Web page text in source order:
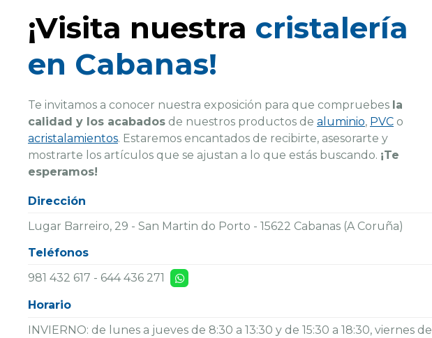
¡Visita nuestra cristalería
en Cabanas!
Te invitamos a conocer nuestra exposición para que compruebes la
calidad y los acabados de nuestros productos de aluminio, PVC o
acristalamientos. Estaremos encantados de recibirte, asesorarte y
mostrarte los artículos que se ajustan a lo que estás buscando. ¡Te
esperamos!
Dirección
Lugar Barreiro, 29 - San Martin do Porto - 15622 Cabanas (A Coruña)
Teléfonos
981 432 617 - 644 436 271
Horario
INVIERNO: de lunes a jueves de 8:30 a 13:30 y de 15:30 a 18:30, viernes de